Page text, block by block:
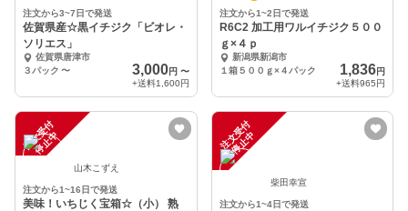
注文から3~7日で発送
佐賀県産☆黒イチジク「ビオレ・
ソリエス」
佐賀県唐津市
３パック 〜 3,000円 〜
+送料1,600円
注文から1~2日で発送
R6C2 加工用ワルイチジク５００
ｇ×４ｐ
新潟県新潟市
１箱５００ｇ×４パック
1,836円
+送料965円
注
文
受
付
停
止
中
山木こずえ
注文から1~16日で発送
美味！いちじく宝箱☆（小） 熟
注
文
受
付
停
止
中
柴田幸宣
注文から1~4日で発送